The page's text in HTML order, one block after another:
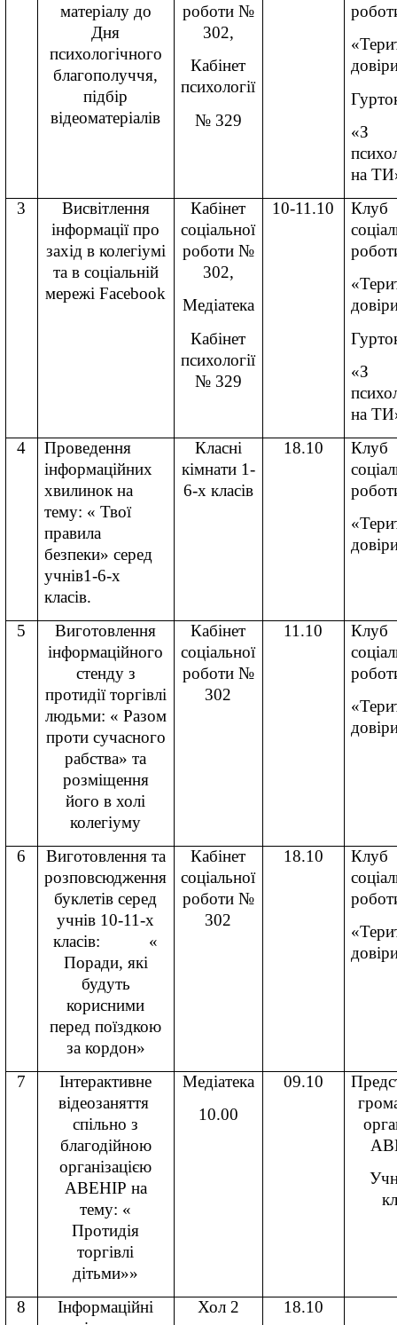
матеріалу до
Дня
психологічного
благополуччя,
підбір
відеоматеріалів
роботи №
302,
Кабінет
психології
№ 329
«З
на
3
Висвітлення
інформації про
захід в колегіумі
та в соціальній
мережіFacebook
Кабінет
соціальної
роботи №
302,
Медіатека
Кабінет
психології
№ 329
10-11.10
Клуб
«З
на
4
Проведення
інформаційних
хвилинок на
тему: « Твої
правила
безпеки» серед
учнів1-6-х
класів.
Класні
кімнати 1-
6-х класів
18.10
Клуб
5
Виготовлення
інформаційного
стенду з
протидії торгівлі
людьми: « Разом
проти сучасного
рабства» та
розміщення
його в холі
колегіуму
Кабінет
соціальної
роботи №
302
11.10
Клуб
6
Виготовлення та
розповсюдження
буклетів серед
учнів 10-11-х
класів: «
Поради, які
будуть
корисними
перед поїздкою
за кордон»
Кабінет
соціальної
роботи №
302
18.10
Клуб
7
Інтерактивне
відеозаняття
спільно з
благодійною
організацією
АВЕНІР на
тему: «
Протидія
торгівлі
дітьми»»
Медіатека
10.00
09.10
8
Інформаційні
Хол 2
18.10